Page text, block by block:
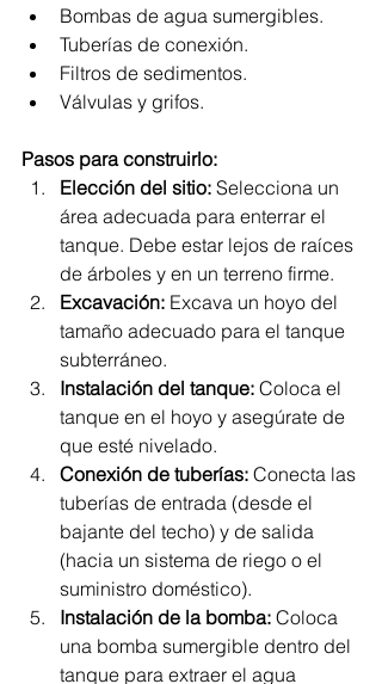
Bombas de agua sumergibles.
Tuberías de conexión.
Filtros de sedimentos.
Válvulas y grifos.
Pasos para construirlo:
Elección del sitio: Selecciona un
área adecuada para enterrar el
tanque. Debe estar lejos de raíces
de árboles y en un terreno firme.
Excavación: Excava un hoyo del
tamaño adecuado para el tanque
subterráneo.
Instalación del tanque: Coloca el
tanque en el hoyo y asegúrate de
que esté nivelado.
Conexión de tuberías: Conecta las
tuberías de entrada (desde el
bajante del techo) y de salida
(hacia un sistema de riego o el
suministro doméstico).
Instalación de la bomba: Coloca
una bomba sumergible dentro del
tanque para extraer el agua